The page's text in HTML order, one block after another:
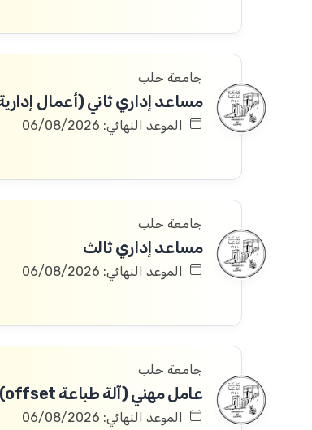
جامعة حلب
مساعد إداري ثاني (أعمال
الموعد النهائي: 06/08/2026
جامعة حلب
مساعد إداري ثالث
الموعد النهائي: 06/08/2026
جامعة حلب
عامل مهني (آلة طباعة offset)
الموعد النهائي: 06/08/2026